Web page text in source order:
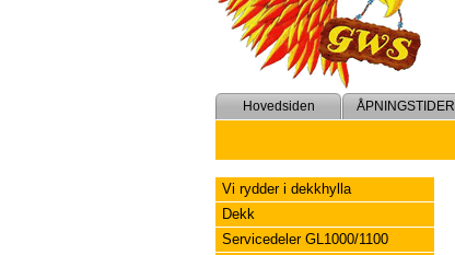
Hovedsiden
ÅPNINGSTIDER
Vi rydder i dekkhylla
Dekk
Servicedeler GL1000/1100